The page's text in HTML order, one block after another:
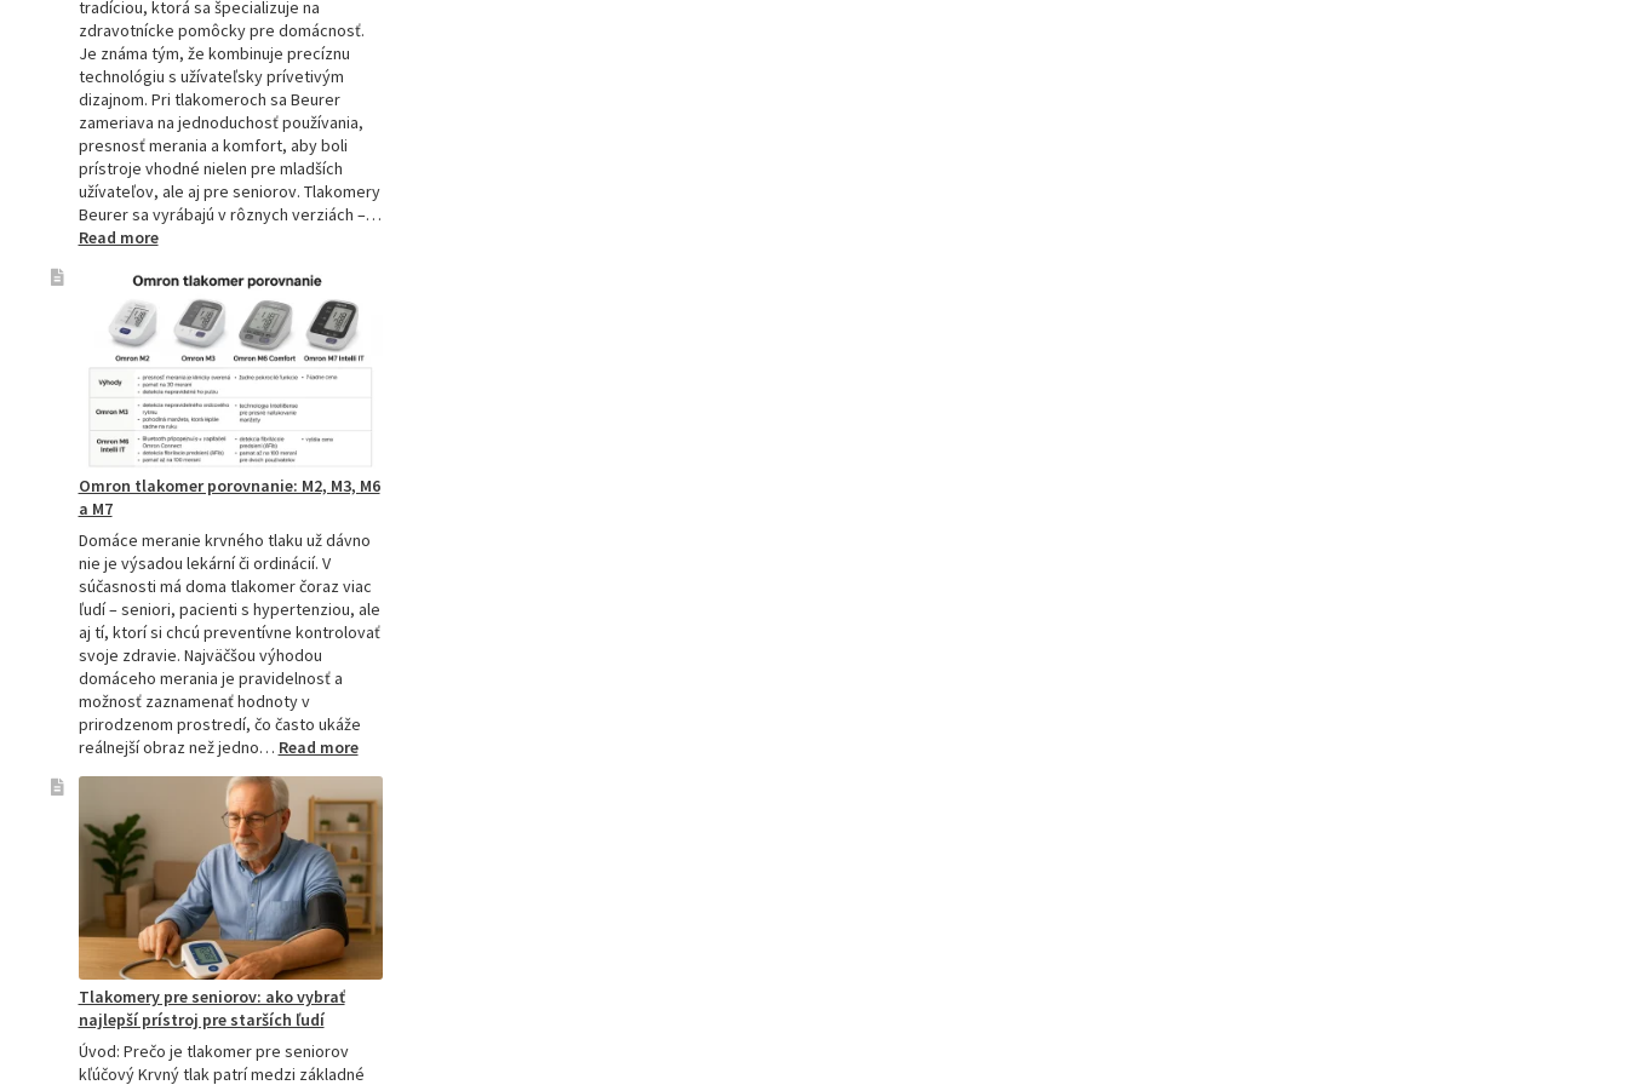
tradíciou, ktorá sa špecializuje na
zdravotnícke pomôcky pre domácnosť.
Je známa tým, že kombinuje precíznu
technológiu s užívateľsky prívetivým
dizajnom. Pri tlakomeroch sa Beurer
zameriava na jednoduchosť používania,
presnosť merania a komfort, aby boli
prístroje vhodné nielen pre mladších
užívateľov, ale aj pre seniorov. Tlakomery
Beurer sa vyrábajú v rôznych verziách –…
Read more:
tlakomery
spoľahlivý
pomocník
pre
zdravie
Omron tlakomer porovnanie: M2, M3, M6
a M7
Domáce meranie krvného tlaku už dávno
nie je výsadou lekární či ordinácií. V
súčasnosti má doma tlakomer čoraz viac
ľudí – seniori, pacienti s hypertenziou, ale
aj tí, ktorí si chcú preventívne kontrolovať
svoje zdravie. Najväčšou výhodou
domáceho merania je pravidelnosť a
možnosť zaznamenať hodnoty v
prirodzenom prostredí, čo často ukáže
reálnejší obraz než jedno… Read more:
porovnanie:
M2,
M3,
M6
a
M7
Tlakomery pre seniorov: ako vybrať
najlepší prístroj pre starších ľudí
Úvod: Prečo je tlakomer pre seniorov
kľúčový Krvný tlak patrí medzi základné